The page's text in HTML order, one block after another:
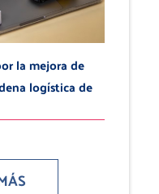
la mejora de
logística de